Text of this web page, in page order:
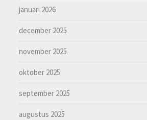
januari 2026
december 2025
november 2025
oktober 2025
september 2025
augustus 2025